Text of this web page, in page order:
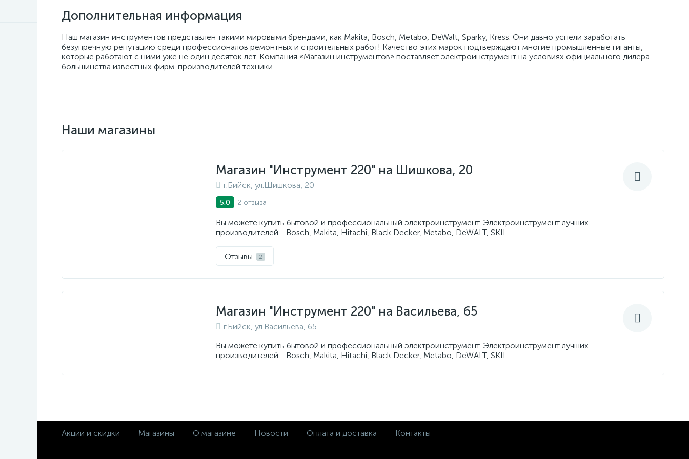
Дополнительная информация
Наш магазин инструментов представлен такими мировыми брендами, как Makita, Bosch, Metabo, DeWalt, Sparky, Kress. Они давно успели заработать
безупречную репутацию среди профессионалов ремонтных и строительных работ! Качество этих марок подтверждают многие промышленные гиганты,
которые работают с ними уже не один десяток лет. Компания «Магазин инструментов» поставляет электроинструмент на условиях официального дилера
большинства известных фирм-производителей техники.
Наши магазины
Магазин "Инструмент 220" на Шишкова, 20
г.Бийск, ул.Шишкова, 20
5.0 2 отзыва
Вы можете купить бытовой и профессиональный электроинструмент. Электроинструмент лучших
производителей - Bosch, Makita, Hitachi, Black Decker, Metabo, DeWALT, SKIL.
Отзывы 2
Магазин "Инструмент 220" на Васильева, 65
г.Бийск, ул.Васильева, 65
Вы можете купить бытовой и профессиональный электроинструмент. Электроинструмент лучших
производителей - Bosch, Makita, Hitachi, Black Decker, Metabo, DeWALT, SKIL.
Акции и скидки Магазины О магазине Новости Оплата и доставка Контакты